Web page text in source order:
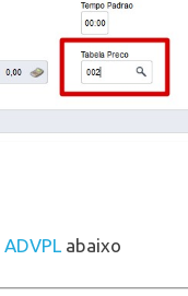
ADVPL abaixo